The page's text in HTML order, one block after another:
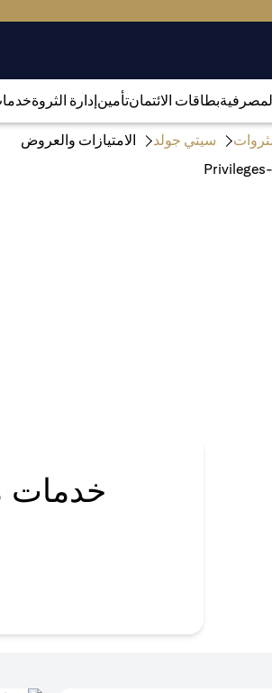
بطاقات الائتمانتأمينإدارة الثروة
سيتي جولد الامتيازات والعروض
خدمات